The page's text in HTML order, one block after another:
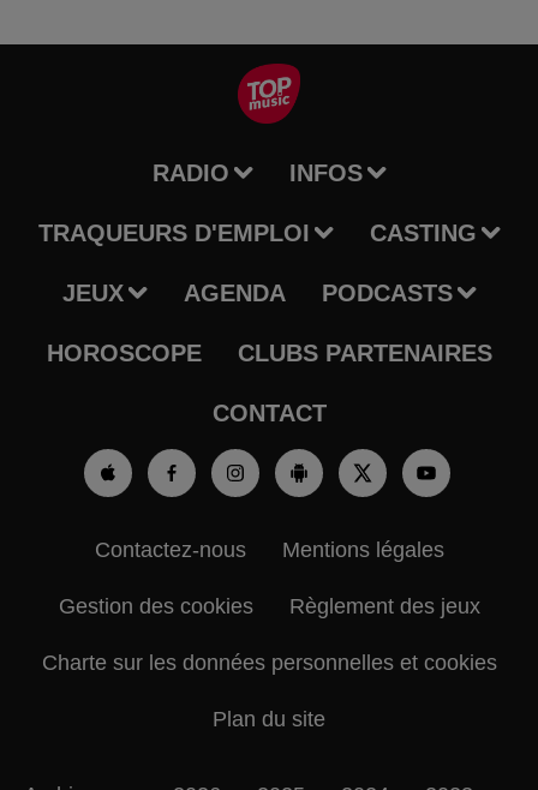
RADIO INFOS
TRAQUEURS D'EMPLOI CASTING
JEUX AGENDA PODCASTS
HOROSCOPE CLUBS PARTENAIRES
CONTACT
Contactez-nous Mentions légales
Gestion des cookies Règlement des jeux
Charte sur les données personnelles et cookies
Plan du site